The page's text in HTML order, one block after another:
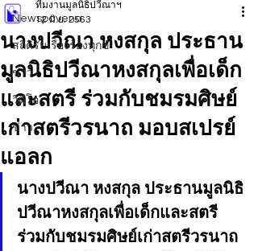
Newspavena
สถิติรับเรื่องร้องทุกข์
ข่าว
วิดีโอ
ข่าว
นางปวีณา หงสกุล ประธาน
มูลนิธิปวีณาหงสกุลเพื่อเด็ก
และสตรี ร่วมกับชมรมศิษย์
เก่าสตรีวรนาถ มอบสเปรย์
แอลก
ทีมงานมูลนิธิปวีณาฯ
12 มิ.ย. 2563
นางปวีณา หงสกุล ประธานมูลนิธิ
ปวีณาหงสกุลเพื่อเด็กและสตรี
ร่วมกับชมรมศิษย์เก่าสตรีวรนาถ